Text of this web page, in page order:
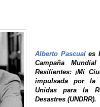
Alberto Pascuales
Campaña
Resilientes: ¡Mi
impulsada por la
Unidas para la
Desastres (UNDRR).